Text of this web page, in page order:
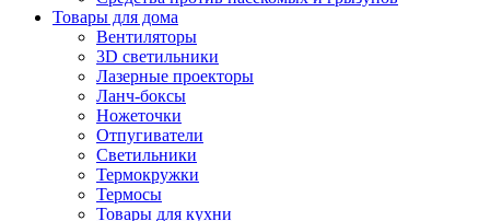
Товары для дома
Вентиляторы
3D светильники
Лазерные проекторы
Ланч-боксы
Ножеточки
Отпугиватели
Светильники
Термокружки
Термосы
Товары для кухни